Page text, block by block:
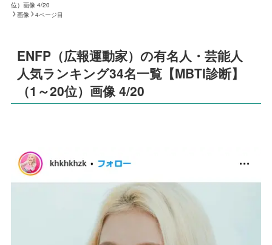
位）画像 4/20
画像
4ページ目
ENFP（広報運動家）の有名人・芸能人
人気ランキング34名一覧【MBTI診断】
（1～20位）画像 4/20